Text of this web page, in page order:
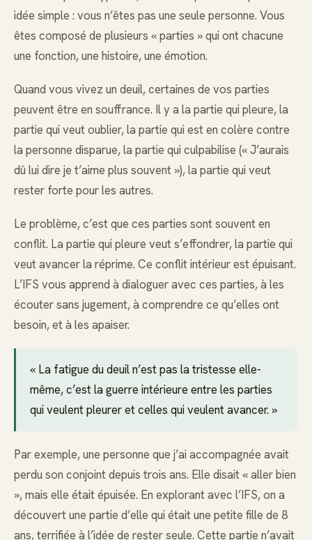
idée simple : vous n’êtes pas une seule personne. Vous
êtes composé de plusieurs « parties » qui ont chacune
une fonction, une histoire, une émotion.
Quand vous vivez un deuil, certaines de vos parties
peuvent être en souffrance. Il y a la partie qui pleure, la
partie qui veut oublier, la partie qui est en colère contre
la personne disparue, la partie qui culpabilise (« J’aurais
dû lui dire je t’aime plus souvent »), la partie qui veut
rester forte pour les autres.
Le problème, c’est que ces parties sont souvent en
conflit. La partie qui pleure veut s’effondrer, la partie qui
veut avancer la réprime. Ce conflit intérieur est épuisant.
L’IFS vous apprend à dialoguer avec ces parties, à les
écouter sans jugement, à comprendre ce qu’elles ont
besoin, et à les apaiser.
« La fatigue du deuil n’est pas la tristesse elle-
même, c’est la guerre intérieure entre les parties
qui veulent pleurer et celles qui veulent avancer. »
Par exemple, une personne que j’ai accompagnée avait
perdu son conjoint depuis trois ans. Elle disait « aller bien
», mais elle était épuisée. En explorant avec l’IFS, on a
découvert une partie d’elle qui était une petite fille de 8
ans, terrifiée à l’idée de rester seule. Cette partie n’avait